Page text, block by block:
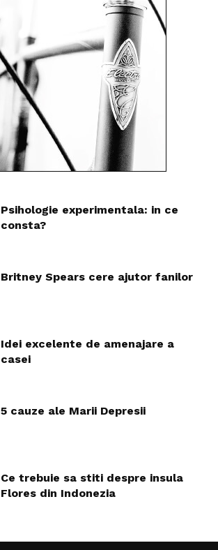
Psihologie experimentala: in ce
consta?
Britney Spears cere ajutor fanilor
Idei excelente de amenajare a
casei
5 cauze ale Marii Depresii
Ce trebuie sa stiti despre insula
Flores din Indonezia